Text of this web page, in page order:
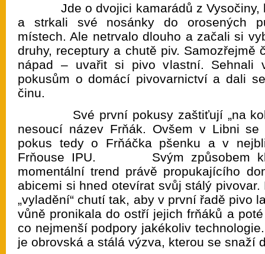
Jde o dvojici kamarádů z Vysočiny,
a strkali své nosánky do orosených
místech. Ale netrvalo dlouho a začali si
druhy, receptury a chutě piv. Samozřejmě
nápad – uvařit si pivo vlastní. Sehnali
pokusům o domácí pivovarnictví a dali
činu.
Své první pokusy zaštiťují „na
nesoucí název Frňák. Ovšem v Libni
pokus tedy o Frňáčka pšenku a v
Frňouse IPU. Svým způsobem
momentální trend právě propukajícího
abicemi si hned otevírat svůj stálý
„vyladění“ chutí tak, aby v první řadě pivo
vůně pronikala do ostří jejich frňáků a
co nejmenší podpory jakékoliv
je obrovská a stálá výzva, kterou se snaží